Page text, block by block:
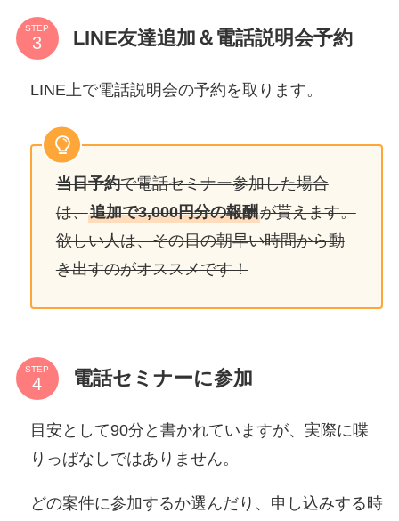
STEP LINE友達追加＆電話説明会予約
LINE上で電話説明会の予約を取ります。
当日予約で電話セミナー参加した場合
は、追加で3,000円分の報酬が貰えます。
欲しい人は、その日の朝早い時間から動
き出すのがオススメです！
STEP 電話セミナーに参加
目安として90分と書かれていますが、実際に喋
りっぱなしではありません。
どの案件に参加するか選んだり、申し込みする時